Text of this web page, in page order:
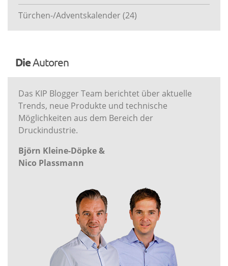
Türchen-/Adventskalender(24)
DieAutoren
Das KIP Blogger Team berichtet über aktuelle
Trends, neue Produkte und technische
Möglichkeiten aus dem Bereich der
Druckindustrie.
Björn Kleine-Döpke &
Nico Plassmann